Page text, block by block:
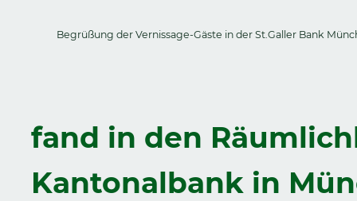
Begrüßung der Vernissage-Gäste in der St.Galler Bank
fand in den
Kantonalbank in